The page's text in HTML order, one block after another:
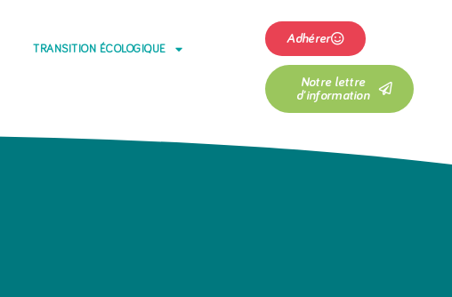
TRANSITION ÉCOLOGIQUE
Adhérer
Notre lettre
d'information